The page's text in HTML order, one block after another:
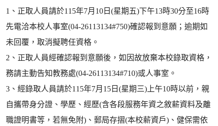
1、正取人員請於115年7月10日(星期五)下午13時30分至16時
先電洽本校人事室(04-26113134#750)確認報到意願；逾期如
未回覆，取消擬聘任資格。
2、正取人員經確認報到意願後，如因故放棄本校錄取資格，
務請主動告知教務處(04-26113134#710)或人事室。
3、經錄取人員請於115年7月15日(星期三)上午10時以前，親
自攜帶身分證、學歷、經歷(含各段服務年資之敘薪資料及離
職證明書等，若無免附)、郵局存摺(本校薪資戶)、健保需依